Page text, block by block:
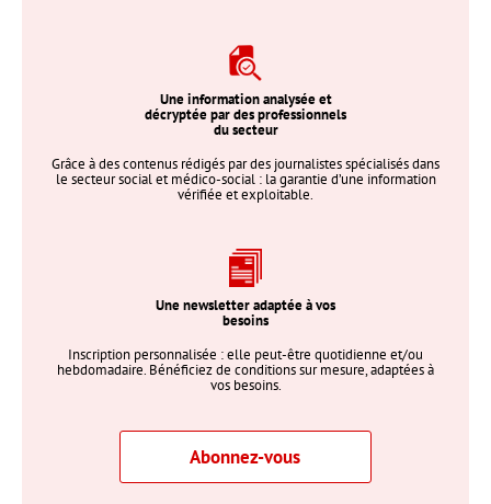
Une information analysée et
décryptée par des professionnels
du secteur
Grâce à des contenus rédigés par des journalistes spécialisés dans
le secteur social et médico-social : la garantie d’une information
vérifiée et exploitable.
Une newsletter adaptée à vos
besoins
Inscription personnalisée : elle peut-être quotidienne et/ou
hebdomadaire. Bénéficiez de conditions sur mesure, adaptées à
vos besoins.
Abonnez-vous